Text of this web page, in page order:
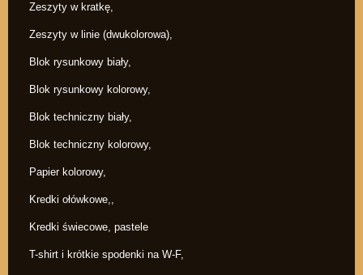
Zeszyty w kratkę,
Zeszyty w linie (dwukolorowa),
Blok rysunkowy biały,
Blok rysunkowy kolorowy,
Blok techniczny biały,
Blok techniczny kolorowy,
Papier kolorowy,
Kredki ołówkowe,,
Kredki świecowe, pastele
T-shirt i krótkie spodenki na W-F,